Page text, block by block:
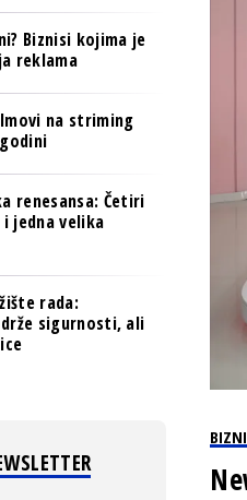
OSIGURANJE
TECH I AI
BIZNIS & SPORT
PULS REGIONA
NOVO NA RAFU
PULS REGIONA
Biznisi kojima je
reklama
na striming
renesansa: Četiri
jedna velika
rada:
sigurnosti, ali